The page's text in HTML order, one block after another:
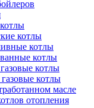
котлы
котлы
котлы
котлы
котлы
масле
отопления